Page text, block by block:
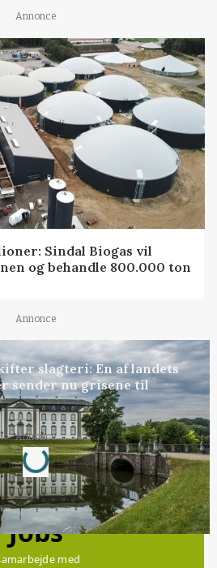
Annonce
Sindal Biogas vil
og behandle 800.000 ton
Annonce
slagteri: En af landets
sender nu grisene til
Annonce
Jobs
med